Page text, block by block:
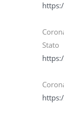
Stato